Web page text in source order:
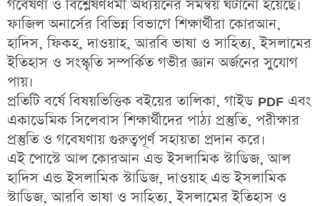
গবেষণা ও বিশ্লেষণধর্মী অধ্যয়নের সমন্বয়ঘটানো হয়েছে।
ফাজিল অনার্সের বিভিন্ন বিভাগে শিক্ষার্থীরাকোরআন,
হাদিস, ফিকহ, দাওয়াহ, আরবি ভাষা ও সাহিত্য, ইসলামের
ইতিহাস ও সংস্কৃতিসম্পর্কিত গভীর জ্ঞান অর্জনের সুযোগ
পায়।
প্রতিটি বর্ষেবিষয়ভিত্তিক বইয়ের তালিকা, গাইড PDF এবং
একাডেমিক সিলেবাসশিক্ষার্থীদের পাঠ্য প্রস্তুতি, পরীক্ষার
প্রস্তুতি ও গবেষণায় গুরুত্বপূর্ণ সহায়তা প্রদান করে।
এই পোস্টেআল কোরআন এন্ড ইসলামিক স্টাডিজ, আল
হাদিস এন্ড ইসলামিক স্টাডিজ, দাওয়াহ এন্ড ইসলামিক
স্টাডিজ, আরবি ভাষা ও সাহিত্য, ইসলামের ইতিহাস ও